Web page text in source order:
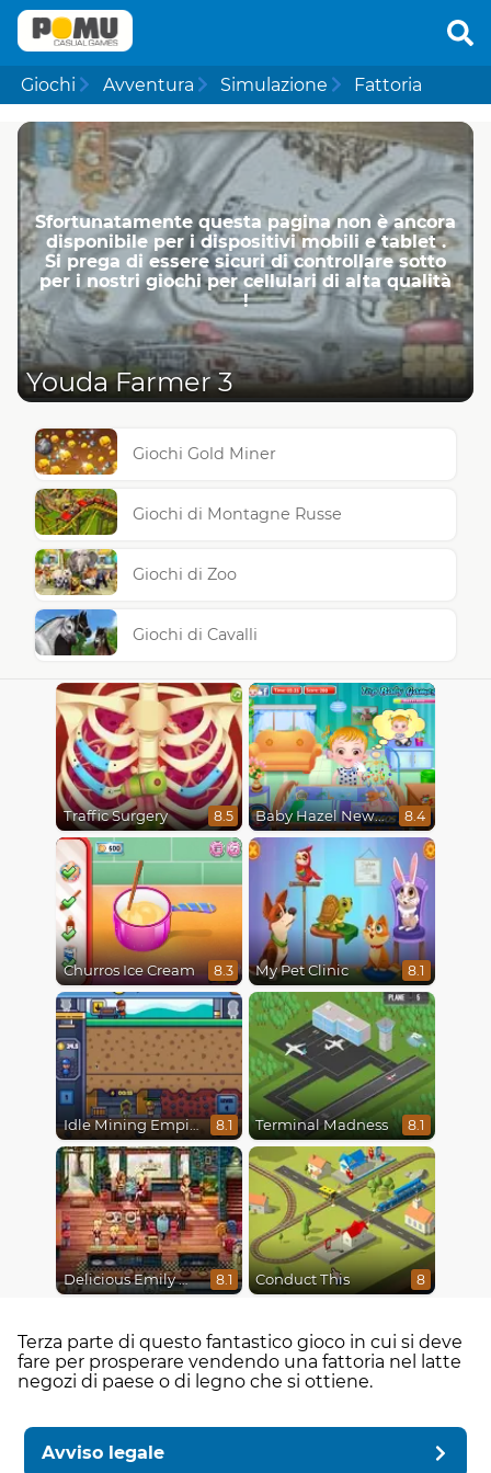
Giochi Avventura Simulazione Fattoria
Sfortunatamente questa pagina non è ancora
disponibile per i dispositivi mobili e tablet .
Si prega di essere sicuri di controllare sotto
per i nostri giochi per cellulari di alta qualità
!
Youda Farmer 3
Giochi Gold Miner
Giochi di Montagne Russe
Giochi di Zoo
Giochi di Cavalli
Traffic Surgery 8.5 Baby Hazel Newborn Vaccination 8.4
Churros Ice Cream 8.3 My Pet Clinic 8.1
Idle Mining Empire 8.1 Terminal Madness 8.1
Delicious Emily New Beginning 8.1 Conduct This 8
Terza parte di questo fantastico gioco in cui si deve
fare per prosperare vendendo una fattoria nel latte
negozi di paese o di legno che si ottiene.
Avviso legale